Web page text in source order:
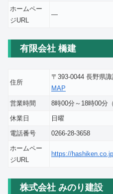
ホームペー
ジURL
―
有限会社 橋建
住所
〒393-0044 長野県
MAP
営業時間
8時00分～18時00分
休業日
日曜
電話番号
0266-28-3658
ホームペー
ジURL
https://
株式会社 みのり建設